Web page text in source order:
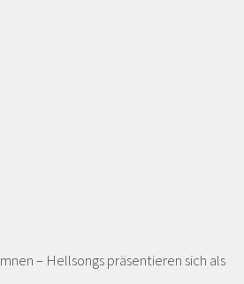
– Hellsongs präsentieren sich als